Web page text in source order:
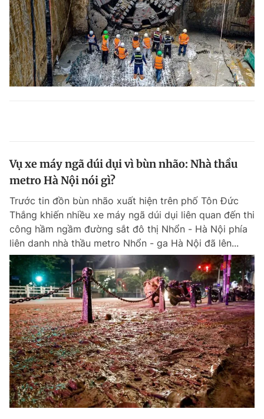
Vụ xe máy ngã dúi dụi vì bùn nhão: Nhà thầu
metro Hà Nội nói gì?
Trước tin đồn bùn nhão xuất hiện trên phố Tôn Đức
Thắng khiến nhiều xe máy ngã dúi dụi liên quan đến thi
công hầm ngầm đường sắt đô thị Nhổn - Hà Nội phía
liên danh nhà thầu metro Nhổn - ga Hà Nội đã lên...